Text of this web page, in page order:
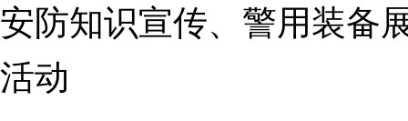
安防知识宣传、警用装
活动